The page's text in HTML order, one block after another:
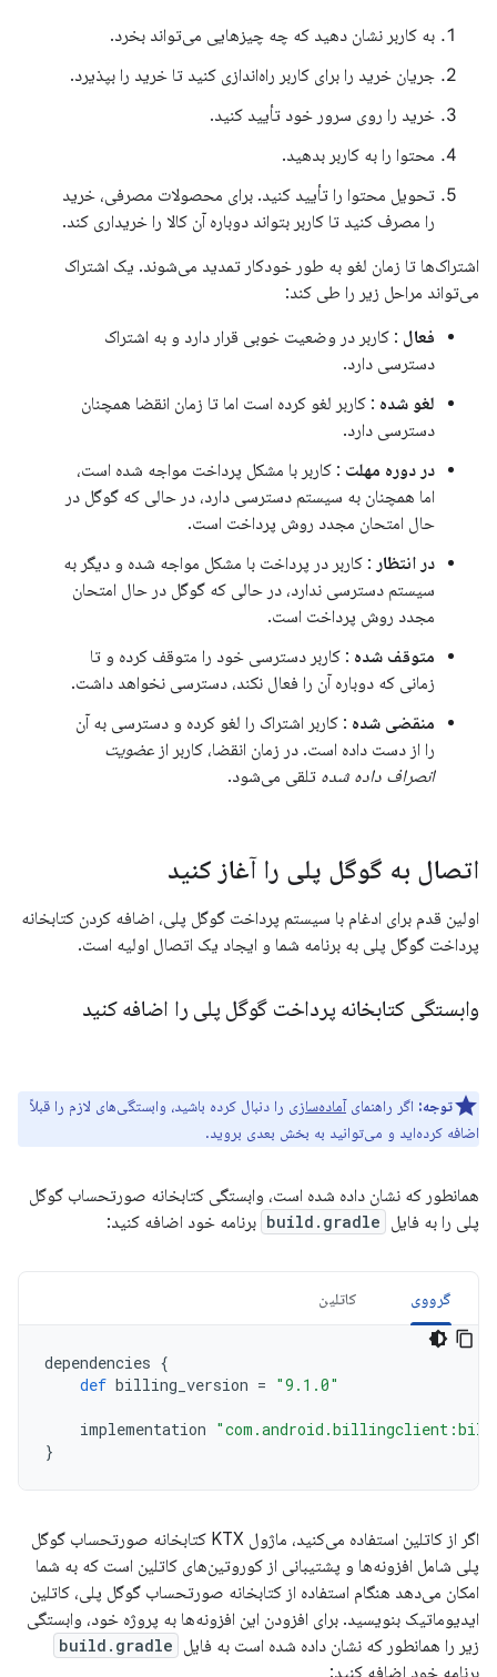
به کاربر نشان دهید که چه چیزهایی می‌تواند بخرد.
جریان خرید را برای کاربر راه‌اندازی کنید تا خرید را بپذیرد.
خرید را روی سرور خود تأیید کنید.
محتوا را به کاربر بدهید.
تحویل محتوا را تأیید کنید. برای محصولات مصرفی، خرید
را مصرف کنید تا کاربر بتواند دوباره آن کالا را خریداری کند.
اشتراک‌ها تا زمان لغو به طور خودکار تمدید می‌شوند. یک اشتراک
می‌تواند مراحل زیر را طی کند:
فعال : کاربر در وضعیت خوبی قرار دارد و به اشتراک
دسترسی دارد.
لغو شده : کاربر لغو کرده است اما تا زمان انقضا همچنان
دسترسی دارد.
در دوره مهلت : کاربر با مشکل پرداخت مواجه شده است،
اما همچنان به سیستم دسترسی دارد، در حالی که گوگل در
حال امتحان مجدد روش پرداخت است.
در انتظار : کاربر در پرداخت با مشکل مواجه شده و دیگر به
سیستم دسترسی ندارد، در حالی که گوگل در حال امتحان
مجدد روش پرداخت است.
متوقف شده : کاربر دسترسی خود را متوقف کرده و تا
زمانی که دوباره آن را فعال نکند، دسترسی نخواهد داشت.
منقضی شده : کاربر اشتراک را لغو کرده و دسترسی به آن
را از دست داده است. در زمان انقضا، کاربر از عضویت
انصراف داده شده تلقی می‌شود.
اتصال به گوگل پلی را آغاز کنید
اولین قدم برای ادغام با سیستم پرداخت گوگل پلی، اضافه کردن کتابخانه
پرداخت گوگل پلی به برنامه شما و ایجاد یک اتصال اولیه است.
وابستگی کتابخانه پرداخت گوگل پلی را اضافه کنید
توجه: اگر راهنمایآماده‌سازی را دنبال کرده باشید، وابستگی‌های لازم را قبلاً
اضافه کرده‌اید و می‌توانید به بخش بعدی بروید.
همانطور که نشان داده شده است، وابستگی کتابخانه صورتحساب گوگل
پلی را به فایل build.gradle برنامه خود اضافه کنید:
گرووی کاتلین
dependencies {
def billing_version = "9.1.0"
implementation
}
اگر از کاتلین استفاده می‌کنید، ماژول KTX کتابخانه صورتحساب گوگل
پلی شامل افزونه‌ها و پشتیبانی از کوروتین‌های کاتلین است که به شما
امکان می‌دهد هنگام استفاده از کتابخانه صورتحساب گوگل پلی، کاتلین
ایدیوماتیک بنویسید. برای افزودن این افزونه‌ها به پروژه خود، وابستگی
زیر را همانطور که نشان داده شده است به فایل build.gradle
برنامه خود اضافه کنید: